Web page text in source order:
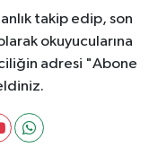
takip edip, son
okuyucularına
adresi "Abone